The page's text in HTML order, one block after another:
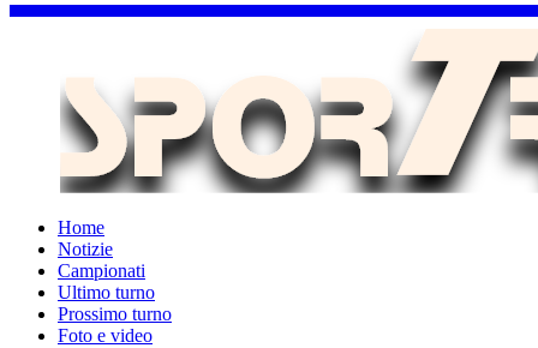
Home
Notizie
Campionati
Ultimo turno
Prossimo turno
Foto e video